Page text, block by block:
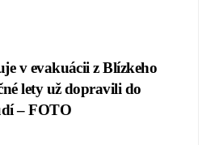
v evakuácii z Blízkeho
lety už dopravili do
– FOTO